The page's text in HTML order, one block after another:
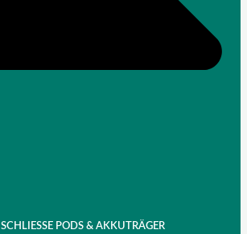
SCHLIESSE PODS & AKKUTRÄGER